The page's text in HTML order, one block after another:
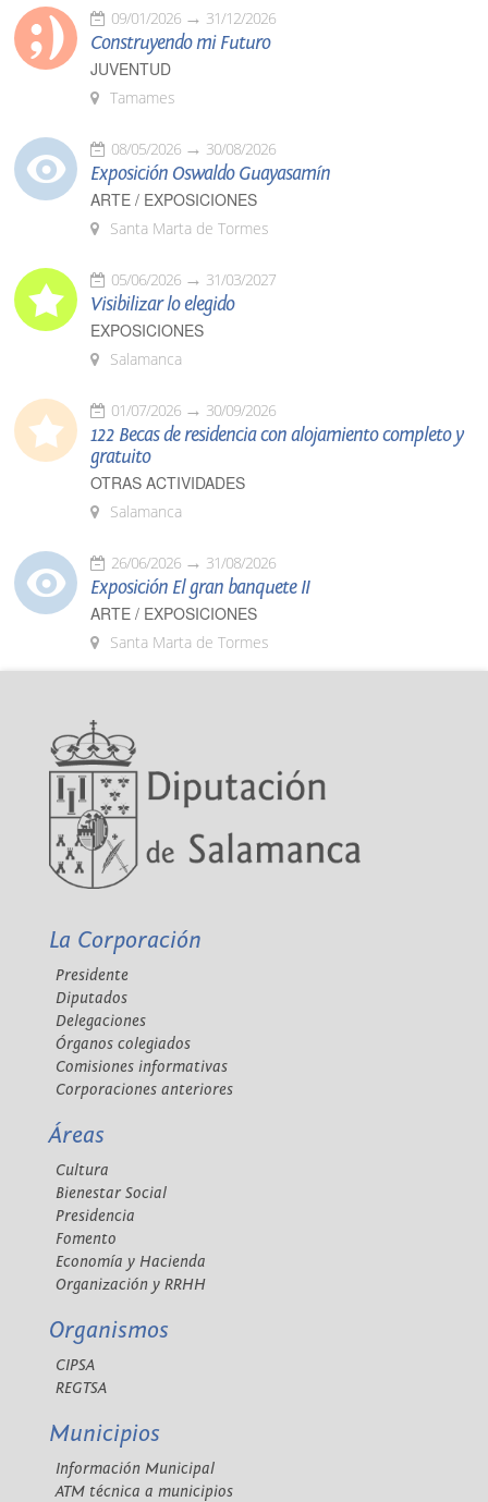
09/01/2026 31/12/2026
Construyendo mi Futuro
JUVENTUD
Tamames
08/05/2026 30/08/2026
Exposición Oswaldo Guayasamín
ARTE / EXPOSICIONES
Santa Marta de Tormes
05/06/2026 31/03/2027
Visibilizar lo elegido
EXPOSICIONES
Salamanca
01/07/2026 30/09/2026
122 Becas de residencia con alojamiento completo y
gratuito
OTRAS ACTIVIDADES
Salamanca
26/06/2026 31/08/2026
Exposición El gran banquete II
ARTE / EXPOSICIONES
Santa Marta de Tormes
La Corporación
Presidente
Diputados
Delegaciones
Órganos colegiados
Comisiones informativas
Corporaciones anteriores
Áreas
Cultura
Bienestar Social
Presidencia
Fomento
Economía y Hacienda
Organización y RRHH
Organismos
CIPSA
REGTSA
Municipios
Información Municipal
ATM técnica a municipios